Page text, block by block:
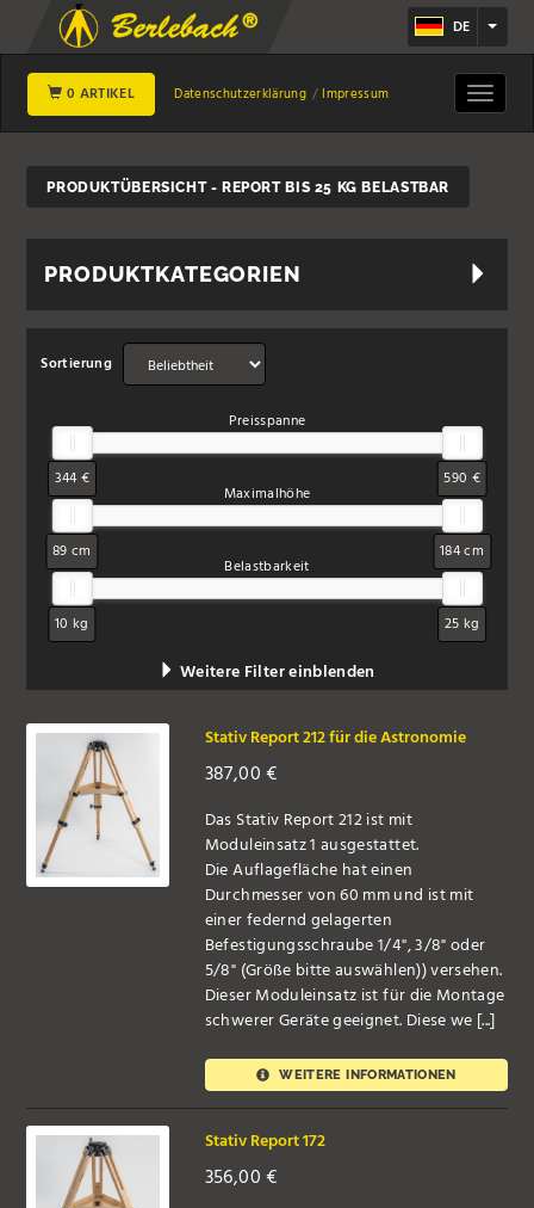
DE
0 ARTIKEL Datenschutzerklärung Impressum
Toggle
PRODUKTÜBERSICHT - REPORT BIS 25 KG BELASTBAR
PRODUKTKATEGORIEN
Sortierung
Preisspanne
344 € 590 €
Maximalhöhe
89 cm 184 cm
Belastbarkeit
10 kg 25 kg
Weitere Filter einblenden
Stativ Report 212 für die Astronomie
387,00€
Das Stativ Report 212 ist mit
Moduleinsatz 1 ausgestattet.
Die Auflagefläche hat einen
Durchmesser von 60 mm und ist mit
einer federnd gelagerten
Befestigungsschraube 1/4", 3/8" oder
5/8" (Größe bitte auswählen)) versehen.
Dieser Moduleinsatz ist für die Montage
schwerer Geräte geeignet. Diese we [...]
WEITERE INFORMATIONEN
Stativ Report 172
356,00€